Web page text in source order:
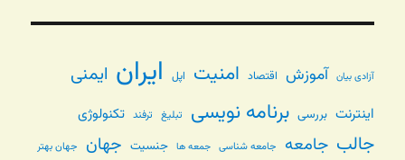
آزادی بیان آموزش اقتصاد امنیت اپل ایران ایمنی
اینترنت بررسی برنامه نویسی تبلیغ ترفند تکنولوژی
جالب جامعه جامعه شناسی جمعه ها جنسیت جهان جهان بهتر